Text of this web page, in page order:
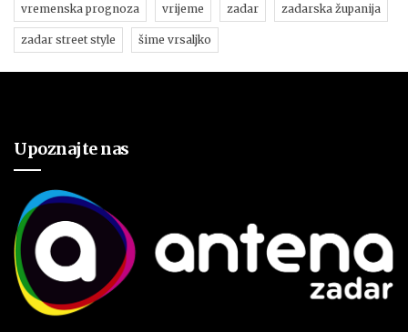
vremenska prognoza vrijeme zadar zadarska županija
zadar street style šime vrsaljko
Upoznajte nas